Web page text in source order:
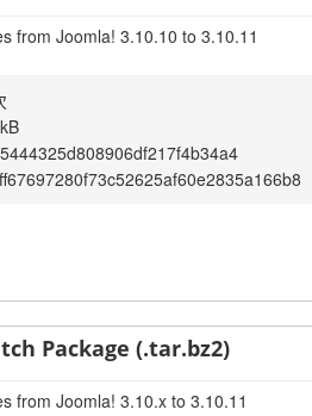
from Joomla! 3.10.10 to 3.10.11
Package (.tar.bz2)
from Joomla! 3.10.x to 3.10.11